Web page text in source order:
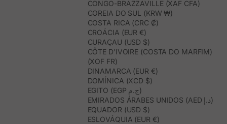
CONGO-BRAZZAVILLE (XAF CFA)
COREIA DO SUL (KRW ₩)
COSTA RICA (CRC ₡)
CROÁCIA (EUR €)
CURAÇAU (USD $)
CÔTE D’IVOIRE (COSTA DO MARFIM)
(XOF FR)
DINAMARCA (EUR €)
DOMÍNICA (XCD $)
EGITO (EGP ج.م)
EMIRADOS ÁRABES UNIDOS (AED د.إ)
EQUADOR (USD $)
ESLOVÁQUIA (EUR €)